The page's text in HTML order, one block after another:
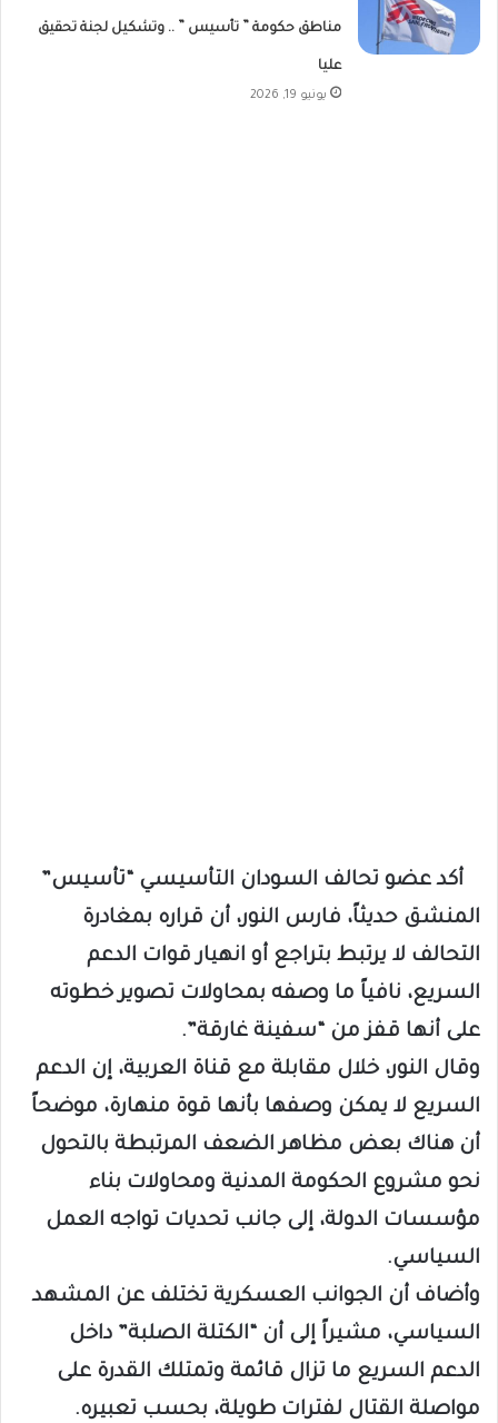
مناطق حكومة ” تأسيس ” .. وتشكيل لجنة تحقيق
عليا
يونيو 19, 2026
أكد عضو تحالف السودان التأسيسي “تأسيس”
المنشق حديثاً، فارس النور، أن قراره بمغادرة
التحالف لا يرتبط بتراجع أو انهيار قوات الدعم
السريع، نافياً ما وصفه بمحاولات تصوير خطوته
على أنها قفز من “سفينة غارقة”.
وقال النور، خلال مقابلة مع قناة العربية، إن الدعم
السريع لا يمكن وصفها بأنها قوة منهارة، موضحاً
أن هناك بعض مظاهر الضعف المرتبطة بالتحول
نحو مشروع الحكومة المدنية ومحاولات بناء
مؤسسات الدولة، إلى جانب تحديات تواجه العمل
السياسي.
وأضاف أن الجوانب العسكرية تختلف عن المشهد
السياسي، مشيراً إلى أن “الكتلة الصلبة” داخل
الدعم السريع ما تزال قائمة وتمتلك القدرة على
مواصلة القتال لفترات طويلة، بحسب تعبيره.